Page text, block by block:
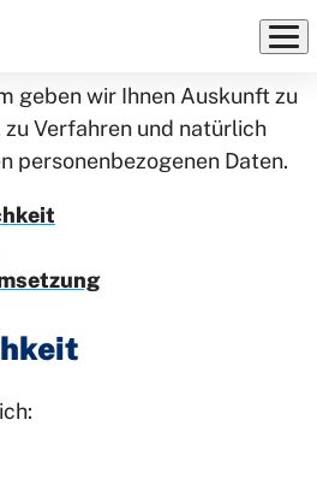
geben wir Ihnen Auskunft zu
Verfahren und natürlich
personenbezogenen Daten.